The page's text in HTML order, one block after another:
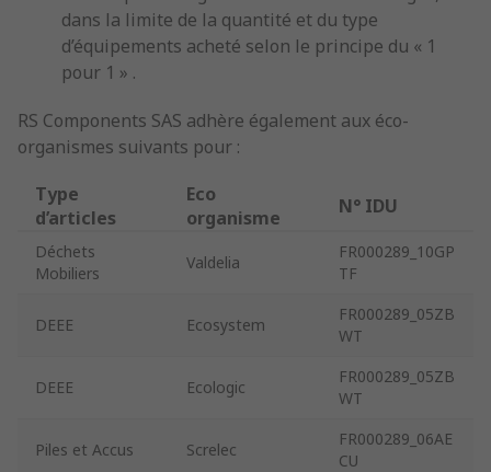
dans la limite de la quantité et du type
d’équipements acheté selon le principe du « 1
pour 1 » .
RS Components SAS adhère également aux éco-
organismes suivants pour :
Type
d’articles
Eco
organisme
N° IDU
Déchets
Mobiliers
Valdelia
FR000289_10GP
TF
DEEE Ecosystem
FR000289_05ZB
WT
DEEE Ecologic
FR000289_05ZB
WT
Piles et Accus Screlec
FR000289_06AE
CU